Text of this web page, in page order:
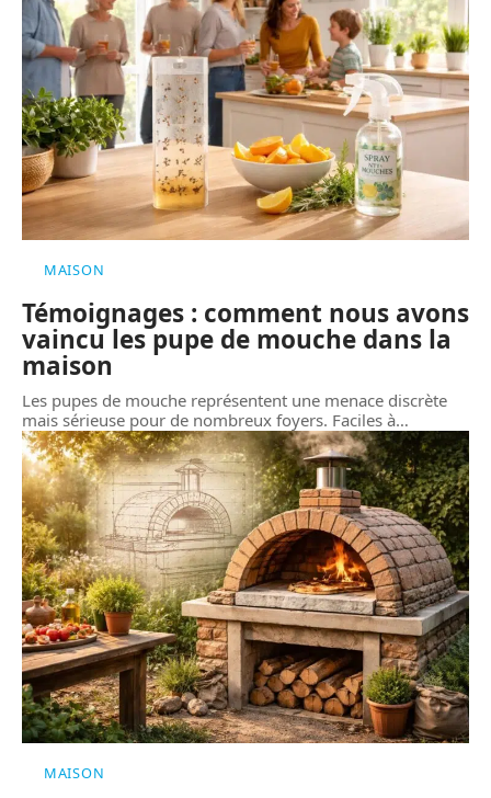
MAISON
Témoignages : comment nous avons
vaincu les pupe de mouche dans la
maison
Les pupes de mouche représentent une menace discrète
mais sérieuse pour de nombreux foyers. Faciles à…
MAISON